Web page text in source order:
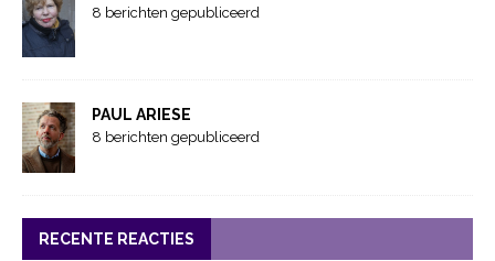
8 berichten gepubliceerd
PAUL ARIESE
8 berichten gepubliceerd
RECENTE REACTIES